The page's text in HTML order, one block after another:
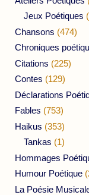
Jeux Poétiques
Chansons (474)
Chroniques
Citations (225)
Contes (129)
Déclarations
Fables (753)
Haikus (353)
Tankas (1)
Hommages
Humour Poétique
La Poésie